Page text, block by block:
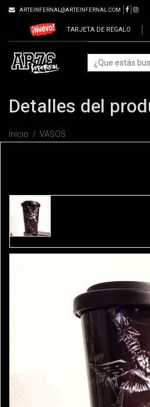
ARTEINFERNAL@ARTEINFERNAL.COM
TARJETA DE REGALO
Detalles del
Inicio VASOS